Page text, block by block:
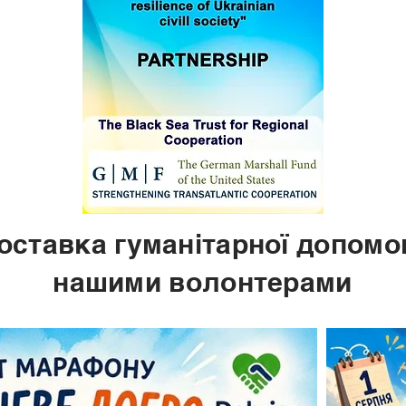
гуманітарної
нашими волонтерами